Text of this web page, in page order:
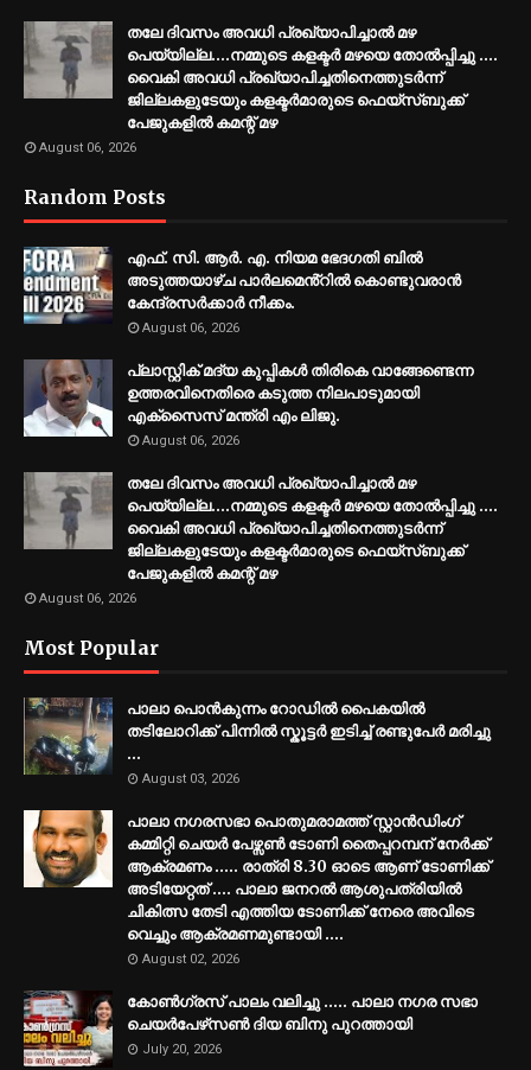
തലേ ദിവസം അവധി പ്രഖ്യാപിച്ചാല്‍ മഴ
പെയ്യില്ല....നമ്മുടെ കളക്ടര്‍ മഴയെ തോല്‍പ്പിച്ചു ....
വൈകി അവധി പ്രഖ്യാപിച്ചതിനെത്തുടര്‍ന്ന്
ജില്ലകളുടേയും കളക്ടര്‍മാരുടെ ഫെയ്‌സ്ബുക്ക്
പേജുകളില്‍ കമന്റ് മഴ
August 06, 2026
Random Posts
എഫ്. സി. ആർ. എ. നിയമ ഭേദഗതി ബിൽ
അടുത്തയാഴ്ച പാർലമെൻ്റിൽ കൊണ്ടുവരാൻ
കേന്ദ്രസർക്കാർ നീക്കം.
August 06, 2026
പ്ലാസ്റ്റിക് മദ്യ കുപ്പികൾ തിരികെ വാങ്ങേണ്ടെന്ന
ഉത്തരവിനെതിരെ കടുത്ത നിലപാടുമായി
എക്സൈസ് മന്ത്രി എം ലിജു.
August 06, 2026
തലേ ദിവസം അവധി പ്രഖ്യാപിച്ചാല്‍ മഴ
പെയ്യില്ല....നമ്മുടെ കളക്ടര്‍ മഴയെ തോല്‍പ്പിച്ചു ....
വൈകി അവധി പ്രഖ്യാപിച്ചതിനെത്തുടര്‍ന്ന്
ജില്ലകളുടേയും കളക്ടര്‍മാരുടെ ഫെയ്‌സ്ബുക്ക്
പേജുകളില്‍ കമന്റ് മഴ
August 06, 2026
Most Popular
പാലാ പൊൻകുന്നം റോഡിൽ പൈകയിൽ
തടിലോറിക്ക് പിന്നിൽ സ്കൂട്ടർ ഇടിച്ച് രണ്ടുപേർ മരിച്ചു
...
August 03, 2026
പാലാ നഗരസഭാ പൊതുമരാമത്ത് സ്റ്റാൻഡിംഗ്
കമ്മിറ്റി ചെയർ പേഴ്സൺ ടോണി തൈപ്പറമ്പന് നേർക്ക്
ആക്രമണം ..... രാത്രി 8.30 ഓടെ ആണ് ടോണിക്ക്
അടിയേറ്റത് .... പാലാ ജനറൽ ആശുപത്രിയിൽ
ചികിത്സ തേടി എത്തിയ ടോണിക്ക് നേരെ അവിടെ
വെച്ചും ആക്രമണമുണ്ടായി ....
August 02, 2026
കോൺഗ്രസ് പാലം വലിച്ചു ..... പാലാ നഗര സഭാ
ചെയർപേഴ്‌സൺ ദിയ ബിനു പുറത്തായി
July 20, 2026